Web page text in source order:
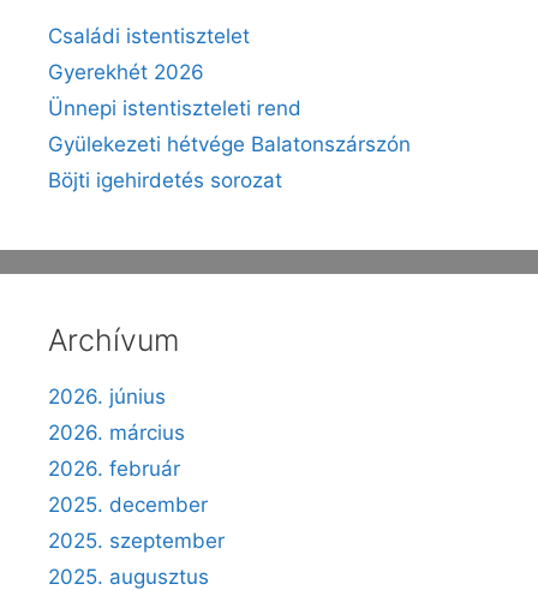
Családi istentisztelet
Gyerekhét 2026
Ünnepi istentiszteleti rend
Gyülekezeti hétvége Balatonszárszón
Böjti igehirdetés sorozat
Archívum
2026. június
2026. március
2026. február
2025. december
2025. szeptember
2025. augusztus